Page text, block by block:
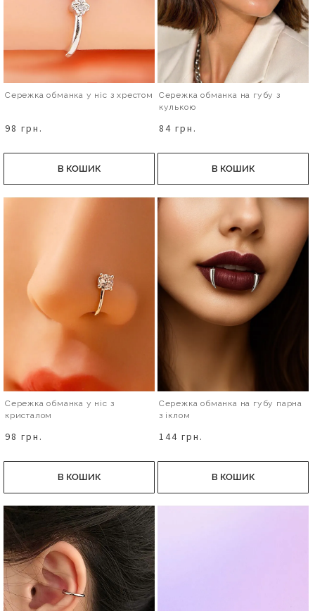
Сережка обманка у ніс з хрестом
98 грн.
В КОШИК
Сережка обманка на губу з
кулькою
84 грн.
В КОШИК
Сережка обманка у ніс з
кристалом
98 грн.
В КОШИК
Сережка обманка на губу парна
з іклом
144 грн.
В КОШИК